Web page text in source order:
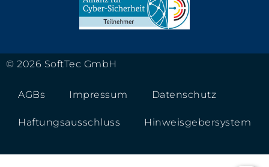
© 2026 SoftTec GmbH
AGBs Impressum Datenschutz
Haftungsausschluss Hinweisgebersystem